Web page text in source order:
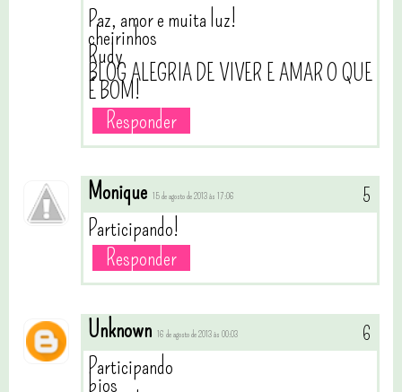
Paz, amor e muita luz!
cheirinhos
Rudy
BLOG ALEGRIA DE VIVER E AMAR O QUE
É BOM!
Responder
Monique 15 de agosto de 2013 às 17:06
Participando!
Responder
Unknown 16 de agosto de 2013 às 00:03
Participando
bjos